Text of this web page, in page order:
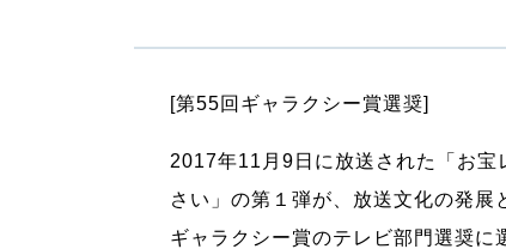
[第55回ギャラクシー賞選奨]
2017年11月9日に放送された「お
さい」の第１弾が、放送文化の発
ギャラクシー賞のテレビ部門選奨に